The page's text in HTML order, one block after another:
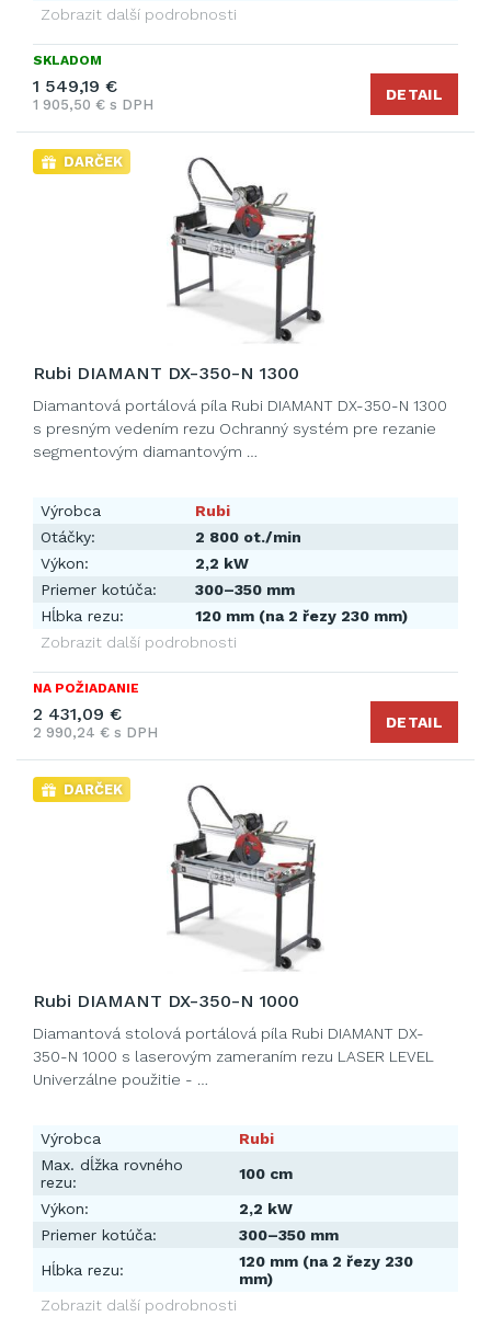
Zobrazit další podrobnosti
SKLADOM
1 549,19 €
1 905,50 € s DPH
DETAIL
DARČEK
Rubi DIAMANT DX-350-N 1300
Diamantová portálová píla Rubi DIAMANT DX-350-N 1300
s presným vedením rezu Ochranný systém pre rezanie
segmentovým diamantovým …
Výrobca
Rubi
Otáčky:
2 800 ot./min
Výkon:
2,2 kW
Priemer kotúča:
300–350 mm
Hĺbka rezu:
120 mm (na 2 řezy 230 mm)
Zobrazit další podrobnosti
NA POŽIADANIE
2 431,09 €
2 990,24 € s DPH
DETAIL
DARČEK
Rubi DIAMANT DX-350-N 1000
Diamantová stolová portálová píla Rubi DIAMANT DX-
350-N 1000 s laserovým zameraním rezu LASER LEVEL
Univerzálne použitie - …
Výrobca
Rubi
Max. dĺžka rovného
rezu:
100 cm
Výkon:
2,2 kW
Priemer kotúča:
300–350 mm
Hĺbka rezu:
120 mm (na 2 řezy 230
mm)
Zobrazit další podrobnosti